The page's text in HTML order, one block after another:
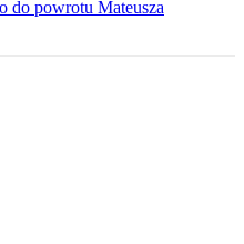
do powrotu Mateusza